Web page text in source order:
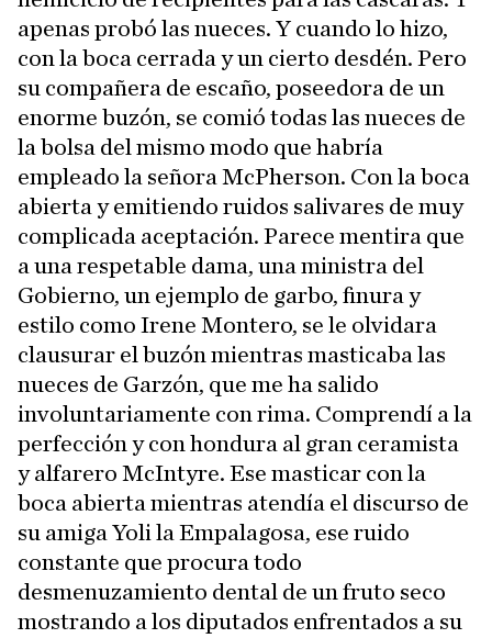
apenas probó las nueces. Y cuando lo hizo,
con la boca cerrada y un cierto desdén. Pero
su compañera de escaño, poseedora de un
enorme buzón, se comió todas las nueces de
la bolsa del mismo modo que habría
empleado la señora McPherson. Con la boca
abierta y emitiendo ruidos salivares de muy
complicada aceptación. Parece mentira que
a una respetable dama, una ministra del
Gobierno, un ejemplo de garbo, finura y
estilo como Irene Montero, se le olvidara
clausurar el buzón mientras masticaba las
nueces de Garzón, que me ha salido
involuntariamente con rima. Comprendí a la
perfección y con hondura al gran ceramista
y alfarero McIntyre. Ese masticar con la
boca abierta mientras atendía el discurso de
su amiga Yoli la Empalagosa, ese ruido
constante que procura todo
desmenuzamiento dental de un fruto seco
mostrando a los diputados enfrentados a su